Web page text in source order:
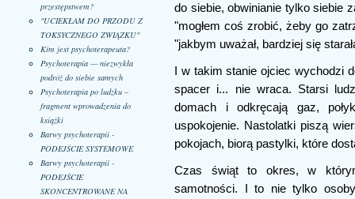
przestępstwem?
"UCIEKŁAM DO PRZODU Z
TOKSYCZNEGO ZWIĄZKU"
Kim jest psychoterapeuta?
Psychoterapia — niezwykła
podróż do siebie samych
Psychoterapia po ludzku –
fragment wprowadzenia do
książki
Barwy psychoterapii -
PODEJŚCIE SYSTEMOWE
Barwy psychoterapii -
PODEJŚCIE
SKONCENTROWANE NA
do siebie, obwinianie tylko siebie
"mogłem coś zrobić, żeby go
"jakbym uważał, bardziej się
I w takim stanie ojciec wychodzi
spacer i... nie wraca. Starsi
domach i odkręcają gaz,
uspokojenie. Nastolatki piszą
pokojach, biorą pastylki, które
Czas świąt to okres, w
samotności. I to nie tylko